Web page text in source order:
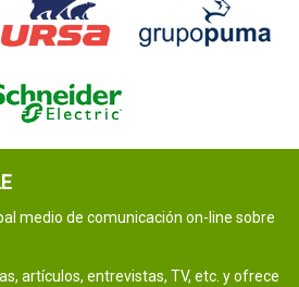
medio de comunicación on-line sobre
artículos, entrevistas, TV, etc. y ofrece